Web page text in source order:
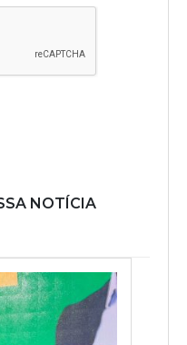
NOTÍCIA